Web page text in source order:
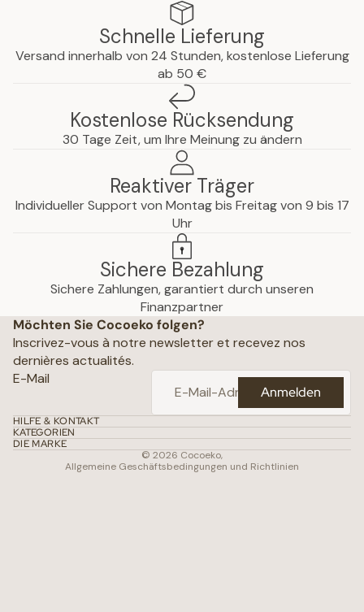
Schnelle Lieferung
Versand innerhalb von 24 Stunden, kostenlose Lieferung
ab 50 €
Kostenlose Rücksendung
30 Tage Zeit, um Ihre Meinung zu ändern
Reaktiver Träger
Individueller Support von Montag bis Freitag von 9 bis 17
Uhr
Sichere Bezahlung
Sichere Zahlungen, garantiert durch unseren
Finanzpartner
Möchten Sie Cocoeko folgen?
Inscrivez-vous à notre newsletter et recevez nos
dernières actualités.
E-Mail
Anmelden
HILFE & KONTAKT
KATEGORIEN
DIE MARKE
© 2026 Cocoeko,
Allgemeine Geschäftsbedingungen und Richtlinien
Hinweise
Geschäftsbedingungen